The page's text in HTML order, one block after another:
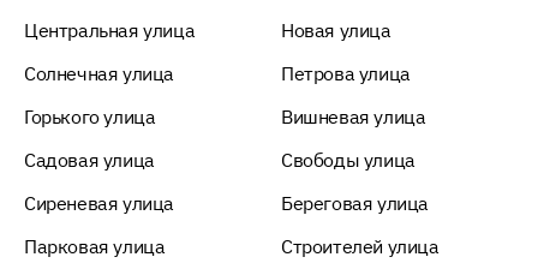
Центральная улица
Солнечная улица
Горького улица
Новая улица
Петрова улица
Вишневая улица
Садовая улица
Сиреневая улица
Парковая улица
Свободы улица
Береговая улица
Строителей улица